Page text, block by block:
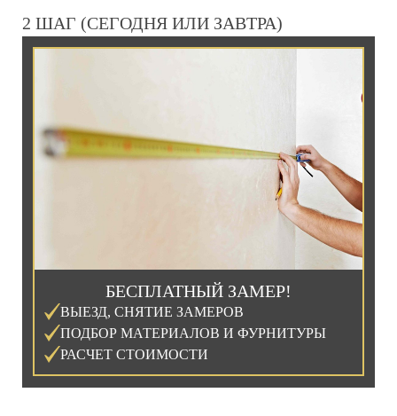
2 ШАГ (СЕГОДНЯ ИЛИ ЗАВТРА)
БЕСПЛАТНЫЙ ЗАМЕР!
ВЫЕЗД, СНЯТИЕ ЗАМЕРОВ
ПОДБОР МАТЕРИАЛОВ И ФУРНИТУРЫ
РАСЧЕТ СТОИМОСТИ